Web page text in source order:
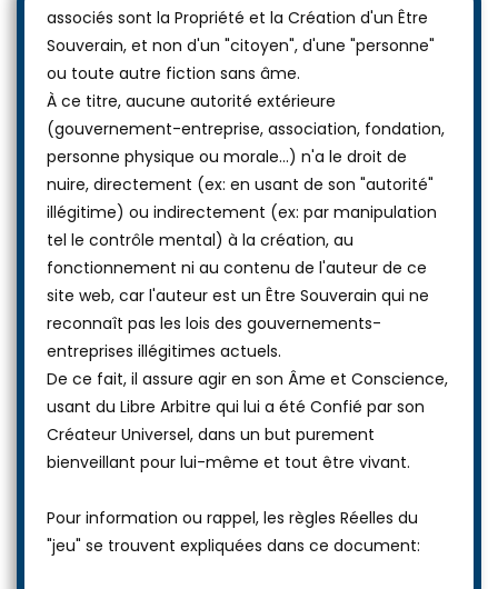
associés sont la Propriété et la Création d'un Être
Souverain, et non d'un "citoyen", d'une "personne"
ou toute autre fiction sans âme.
À ce titre, aucune autorité extérieure
(gouvernement-entreprise, association, fondation,
personne physique ou morale...) n'a le droit de
nuire, directement (ex: en usant de son "autorité"
illégitime) ou indirectement (ex: par manipulation
tel le contrôle mental) à la création, au
fonctionnement ni au contenu de l'auteur de ce
site web, car l'auteur est un Être Souverain qui ne
reconnaît pas les lois des gouvernements-
entreprises illégitimes actuels.
De ce fait, il assure agir en son Âme et Conscience,
usant du Libre Arbitre qui lui a été Confié par son
Créateur Universel, dans un but purement
bienveillant pour lui-même et tout être vivant.
Pour information ou rappel, les règles Réelles du
"jeu" se trouvent expliquées dans ce document: